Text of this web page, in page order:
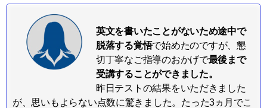
英文を書いたことがないため途中で
脱落する覚悟で始めたのですが、懇
切丁寧なご指導のおかげで最後まで
受講することができました。
昨日テストの結果をいただきました
が、思いもよらない点数に驚きました。たった3ヵ月でこ